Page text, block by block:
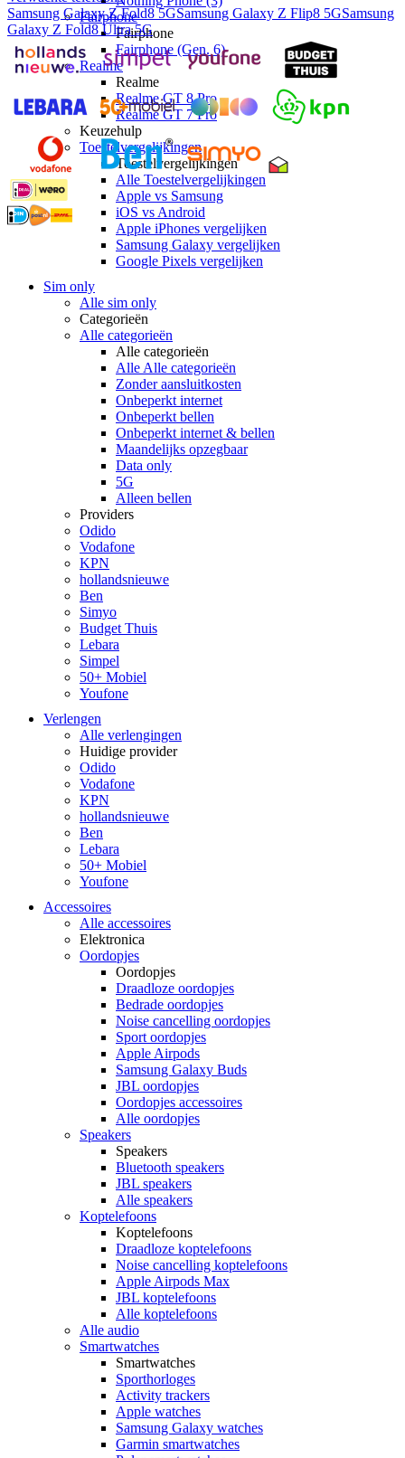
Fairphone
Fairphone
Fairphone (Gen. 6)
Realme
Realme
Realme GT 8 Pro
Realme GT 7 Pro
Keuzehulp
Toestelvergelijkingen
Toestelvergelijkingen
Alle Toestelvergelijkingen
Apple vs Samsung
iOS vs Android
Apple iPhones vergelijken
Samsung Galaxy vergelijken
Google Pixels vergelijken
Sim only
Alle sim only
Categorieën
Alle categorieën
Alle categorieën
Alle Alle categorieën
Zonder aansluitkosten
Onbeperkt internet
Onbeperkt bellen
Onbeperkt internet & bellen
Maandelijks opzegbaar
Data only
5G
Alleen bellen
Providers
Odido
Vodafone
KPN
hollandsnieuwe
Ben
Simyo
Budget Thuis
Lebara
Simpel
50+ Mobiel
Youfone
Verlengen
Alle verlengingen
Huidige provider
Odido
Vodafone
KPN
hollandsnieuwe
Ben
Lebara
50+ Mobiel
Youfone
Accessoires
Alle accessoires
Elektronica
Oordopjes
Oordopjes
Draadloze oordopjes
Bedrade oordopjes
Noise cancelling oordopjes
Sport oordopjes
Apple Airpods
Samsung Galaxy Buds
JBL oordopjes
Oordopjes accessoires
Alle oordopjes
Speakers
Speakers
Bluetooth speakers
JBL speakers
Alle speakers
Koptelefoons
Koptelefoons
Draadloze koptelefoons
Noise cancelling koptelefoons
Apple Airpods Max
JBL koptelefoons
Alle koptelefoons
Alle audio
Smartwatches
Smartwatches
Sporthorloges
Activity trackers
Apple watches
Samsung Galaxy watches
Garmin smartwatches
Samsung Galaxy Z Fold8 5GSamsung Galaxy Z Flip8 5GSamsung
Galaxy Z Fold8 Ultra 5G